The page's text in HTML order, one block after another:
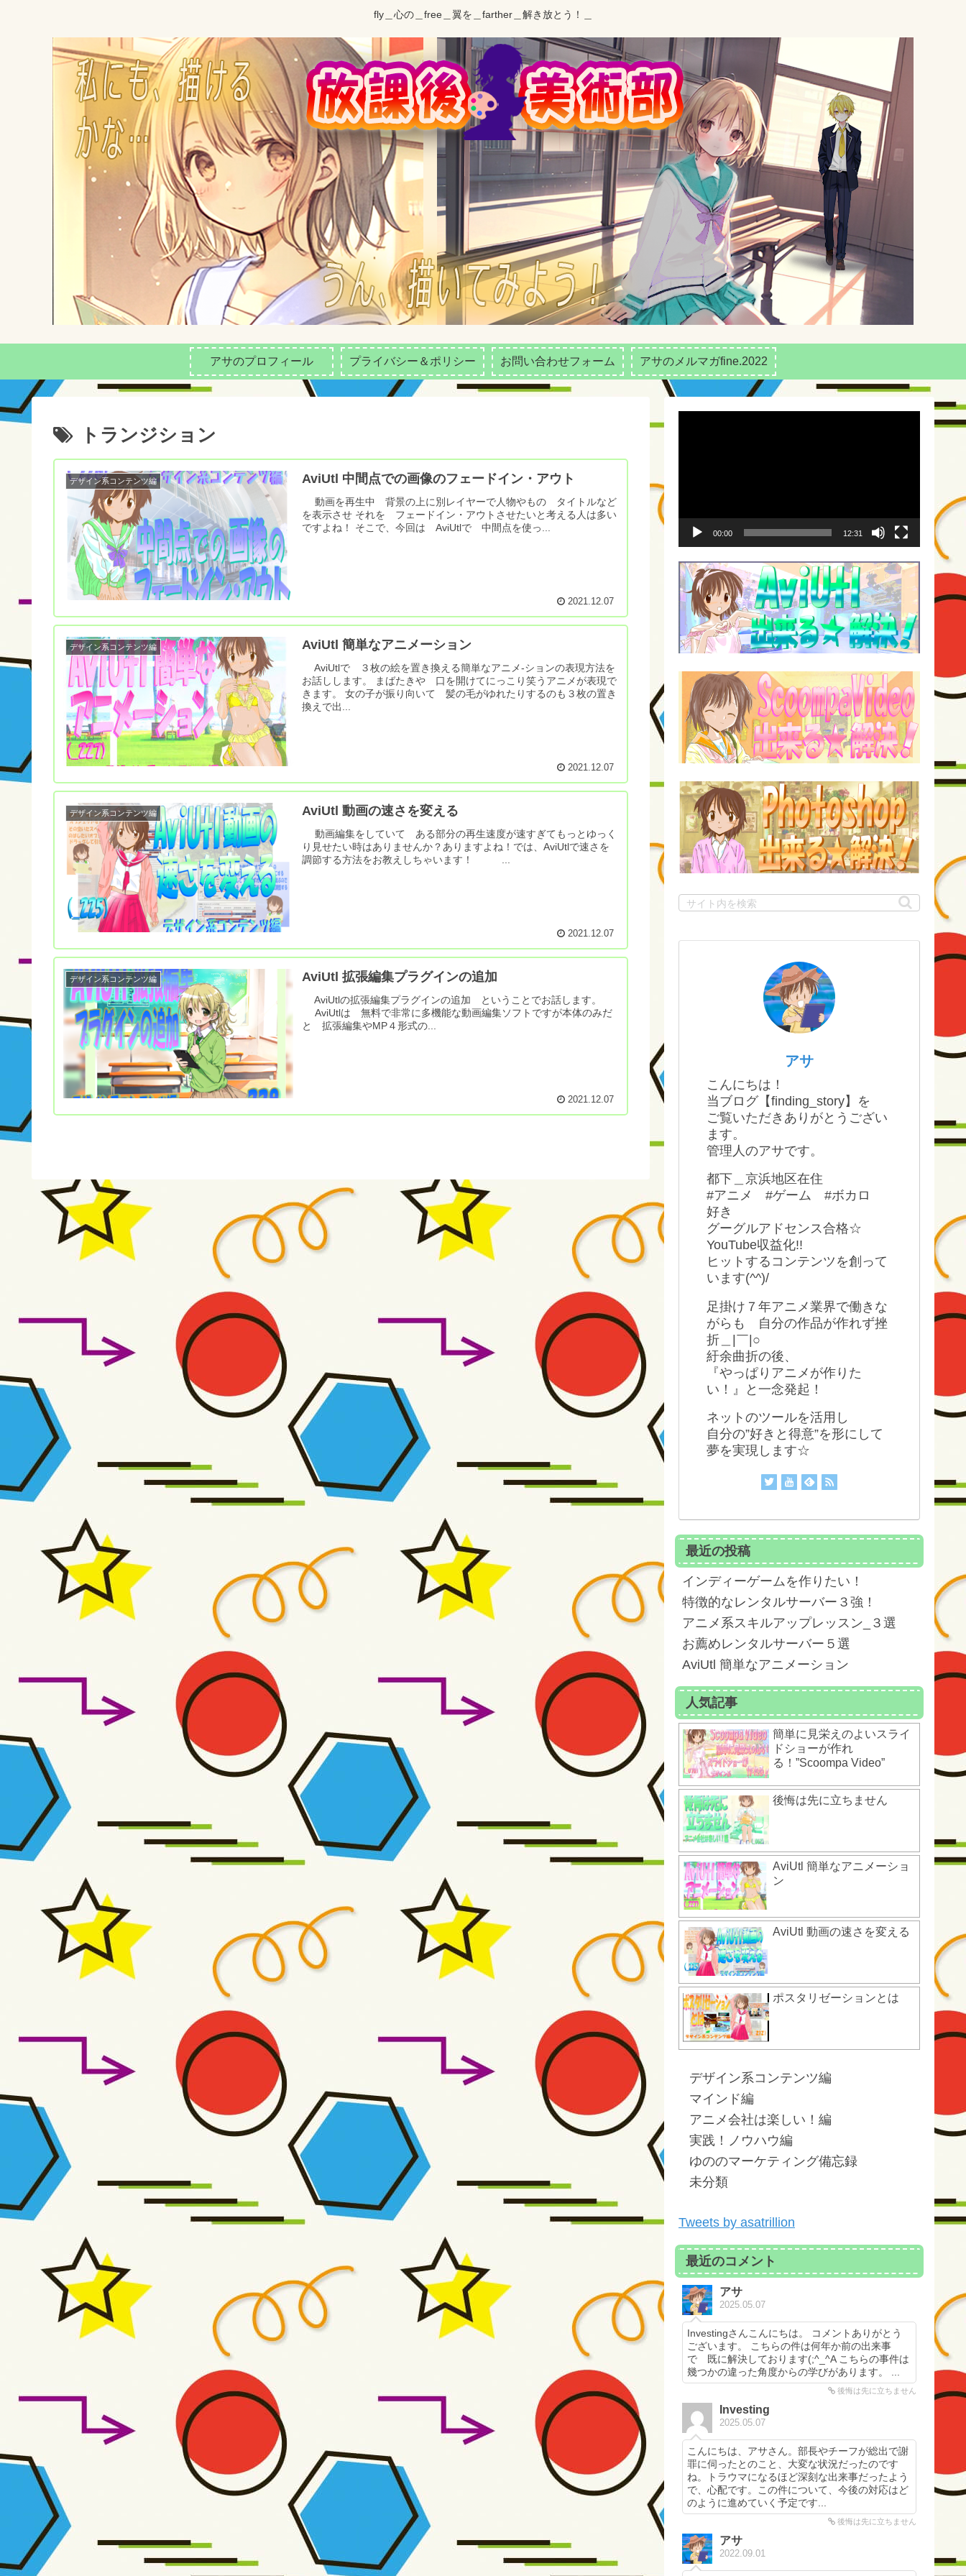
fly＿心の＿free＿翼を＿farther＿解き放とう！＿
アサのプロフィール プライバシー＆ポリシー お問い合わせフォーム アサのメルマガfine.2022
トランジション
デザイン系コンテンツ編 AviUtl 中間点での画像のフェードイン・アウト
動画を再生中 背景の上に別レイヤーで人物やもの タイトルなど
を表示させ それを フェードイン・アウトさせたいと考える人は多い
ですよね！ そこで、今回は AviUtlで 中間点を使っ...
2021.12.07
デザイン系コンテンツ編 AviUtl 簡単なアニメーション
AviUtlで ３枚の絵を置き換える簡単なアニメ-ションの表現方法を
お話しします。 まばたきや 口を開けてにっこり笑うアニメが表現で
きます。 女の子が振り向いて 髪の毛がゆれたりするのも３枚の置き
換えで出...
2021.12.07
デザイン系コンテンツ編 AviUtl 動画の速さを変える
動画編集をしていて ある部分の再生速度が速すぎてもっとゆっく
り見せたい時はありませんか？ありますよね！では、AviUtlで速さを
調節する方法をお教えしちゃいます！ ...
2021.12.07
デザイン系コンテンツ編 AviUtl 拡張編集プラグインの追加
AviUtlの拡張編集プラグインの追加 ということでお話します。
AviUtlは 無料で非常に多機能な動画編集ソフトですが本体のみだ
と 拡張編集やMP４形式の...
2021.12.07
ー
00:00 12:31
アサ
こんにちは！
当ブログ【finding_story】を
ご覧いただきありがとうござい
ます。
管理人のアサです。
都下＿京浜地区在住
#アニメ #ゲーム #ボカロ
好き
グーグルアドセンス合格☆
YouTube収益化!!
ヒットするコンテンツを創って
います(^^)/
足掛け７年アニメ業界で働きな
がらも 自分の作品が作れず挫
折＿|￣|○
紆余曲折の後、
『やっぱりアニメが作りた
い！』と一念発起！
ネットのツールを活用し
自分の”好きと得意”を形にして
夢を実現します☆
最近の投稿
インディーゲームを作りたい！
特徴的なレンタルサーバー３強！
アニメ系スキルアップレッスン_３選
お薦めレンタルサーバー５選
AviUtl 簡単なアニメーション
人気記事
簡単に見栄えのよいスライ
ドショーが作れ
る！”Scoompa Video”
後悔は先に立ちません
AviUtl 簡単なアニメーショ
ン
AviUtl 動画の速さを変える
ポスタリゼーションとは
デザイン系コンテンツ編
マインド編
アニメ会社は楽しい！編
実践！ノウハウ編
ゆののマーケティング備忘録
未分類
Tweets by asatrillion
最近のコメント
アサ
2025.05.07
Investingさんこんにちは。 コメントありがとう
ございます。 こちらの件は何年か前の出来事
で 既に解決しております(;^_^A こちらの事件は
幾つかの違った角度からの学びがあります。 ...
後悔は先に立ちません
Investing
2025.05.07
こんにちは、アサさん。部長やチーフが総出で謝
罪に伺ったとのこと、大変な状況だったのです
ね。トラウマになるほど深刻な出来事だったよう
で、心配です。この件について、今後の対応はど
のように進めていく予定です...
後悔は先に立ちません
アサ
2022.09.01